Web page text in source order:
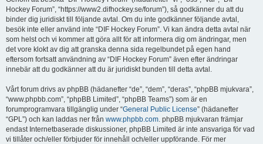
Hockey Forum”, “https://www2.difhockey.se/forum”), så godkänner du att du
binder dig juridiskt till följande avtal. Om du inte godkänner följande avtal,
besök inte eller använd inte “DIF Hockey Forum”. Vi kan ändra detta avtal när
som helst och vi kommer att göra allt för att informera dig om ändringar, men
det vore klokt av dig att granska denna sida regelbundet på egen hand
eftersom fortsatt användning av “DIF Hockey Forum” även efter ändringar
innebär att du godkänner att du är juridiskt bunden till detta avtal.
Vårt forum drivs av phpBB (hädanefter “de”, “dem”, “deras”, “phpBB mjukvara”,
“www.phpbb.com”, “phpBB Limited”, “phpBB Teams”) som är en
forumprogramvara tillgänglig under “General Public License” (hädanefter
“GPL”) och kan laddas ner från www.phpbb.com. phpBB mjukvaran främjar
endast Internetbaserade diskussioner, phpBB Limited är inte ansvariga för vad
vi tillåter och/eller förbjuder för innehåll och/eller uppförande. För mer